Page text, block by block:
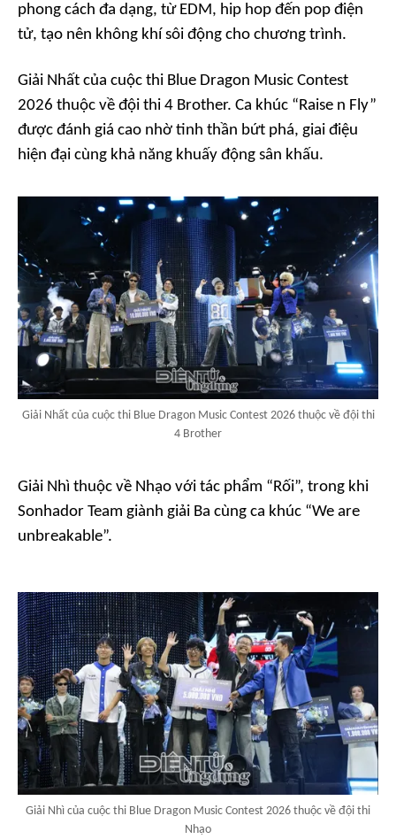
phong cách đa dạng, từ EDM, hip hop đến pop điện
tử, tạo nên không khí sôi động cho chương trình.
Giải Nhất của cuộc thi Blue Dragon Music Contest
2026 thuộc về đội thi 4 Brother. Ca khúc “Raise n Fly”
được đánh giá cao nhờ tinh thần bứt phá, giai điệu
hiện đại cùng khả năng khuấy động sân khấu.
Giải Nhất của cuộc thi Blue Dragon Music Contest 2026 thuộc về đội thi
4 Brother
Giải Nhì thuộc về Nhạo với tác phẩm “Rối”, trong khi
Sonhador Team giành giải Ba cùng ca khúc “We are
unbreakable”.
Giải Nhì của cuộc thi Blue Dragon Music Contest 2026 thuộc về đội thi
Nhạo